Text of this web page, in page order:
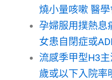
燒小量咳嗽 醫
孕婦服用撲熱息
女患自閉症或
流感季甲型H3
歲或以下入院率